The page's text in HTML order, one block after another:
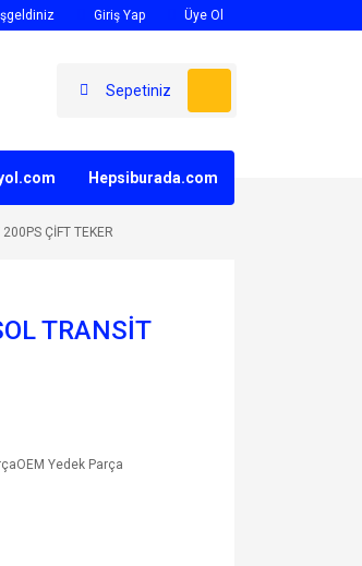
Giriş Yap Üye Ol
Sepetiniz
Hepsiburada.com
ÇİFT TEKER
TRANSİT
Yedek Parça